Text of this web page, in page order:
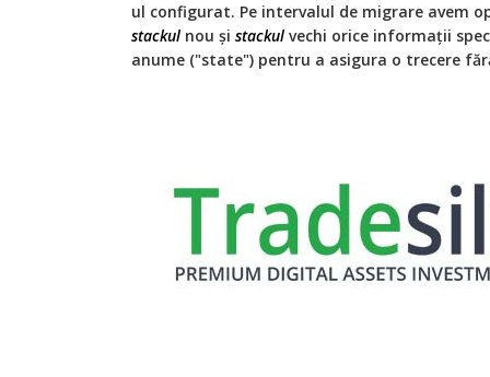
ul configurat. Pe intervalul de migrare avem
stackul nou și stackul vechi orice informații
anume ("state") pentru a asigura o trecere